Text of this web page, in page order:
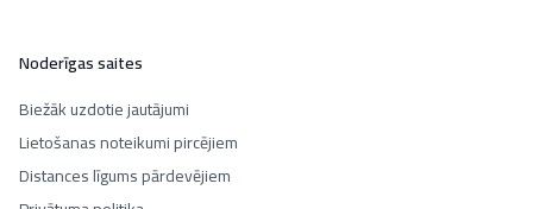
Noderīgas saites
Biežāk uzdotie jautājumi
Lietošanas noteikumi pircējiem
Distances līgums pārdevējiem